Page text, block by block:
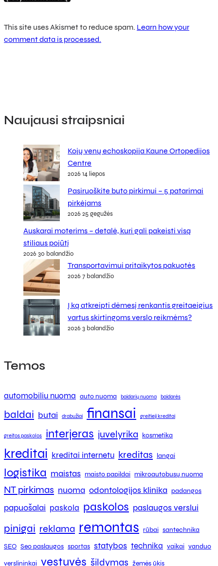
This site uses Akismet to reduce spam. Learn how your
comment data is processed.
Naujausi straipsniai
Kojų venų echoskopija Kaune Ortopedijos
Centre
2026 14 liepos
Pasiruoškite buto pirkimui – 5 patarimai
pirkėjams
2026 25 gegužės
Auskarai moterims – detalė, kuri gali pakeisti visą
stiliaus pojūtį
2026 30 balandžio
Transportavimui pritaikytos pakuotės
2026 7 balandžio
Į ką atkreipti dėmesį renkantis greitaeigius
vartus skirtingoms verslo reikmėms?
2026 3 balandžio
Temos
automobiliu nuoma auto nuoma baidarių nuoma baidarės
baldai butai drabužiai finansai greitieji kreditai
greitos paskolos interjeras juvelyrika kosmetika
kreditai kreditai internetu kreditas langai
logistika maistas maisto papildai mikroautobusų nuoma
NT pirkimas nuoma odontologijos klinika padangos
papuošalai paskola paskolos paslaugos verslui
pinigai reklama remontas rūbai santechnika
SEO Seo paslaugos sportas statybos technika vaikai vanduo
verslininkai vestuvės šildymas žemės ūkis